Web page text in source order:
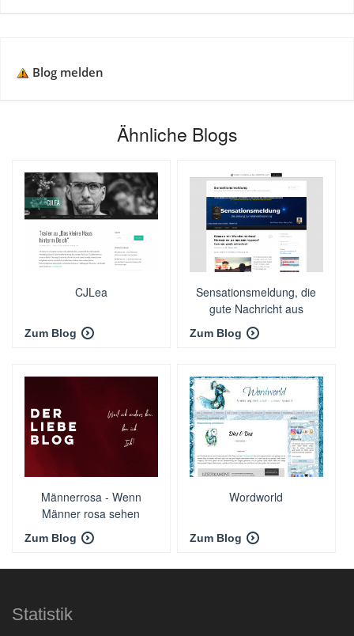
Blog melden
Ähnliche Blogs
CJLea
Zum Blog
Sensationsmeldung, die
gute Nachricht aus
Haskovo
Zum Blog
Männerrosa - Wenn
Männer rosa sehen
Zum Blog
Wordworld
Zum Blog
Statistik